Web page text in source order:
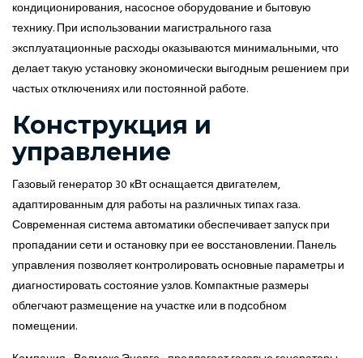
кондиционирования, насосное оборудование и бытовую
технику. При использовании магистрального газа
эксплуатационные расходы оказываются минимальными, что
делает такую установку экономически выгодным решением при
частых отключениях или постоянной работе.
Конструкция и
управление
Газовый генератор 30 кВт оснащается двигателем,
адаптированным для работы на различных типах газа.
Современная система автоматики обеспечивает запуск при
пропадании сети и остановку при ее восстановлении. Панель
управления позволяет контролировать основные параметры и
диагностировать состояние узлов. Компактные размеры
облегчают размещение на участке или в подсобном
помещении.